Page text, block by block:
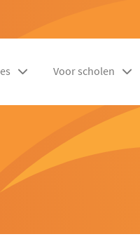
Voor scholen